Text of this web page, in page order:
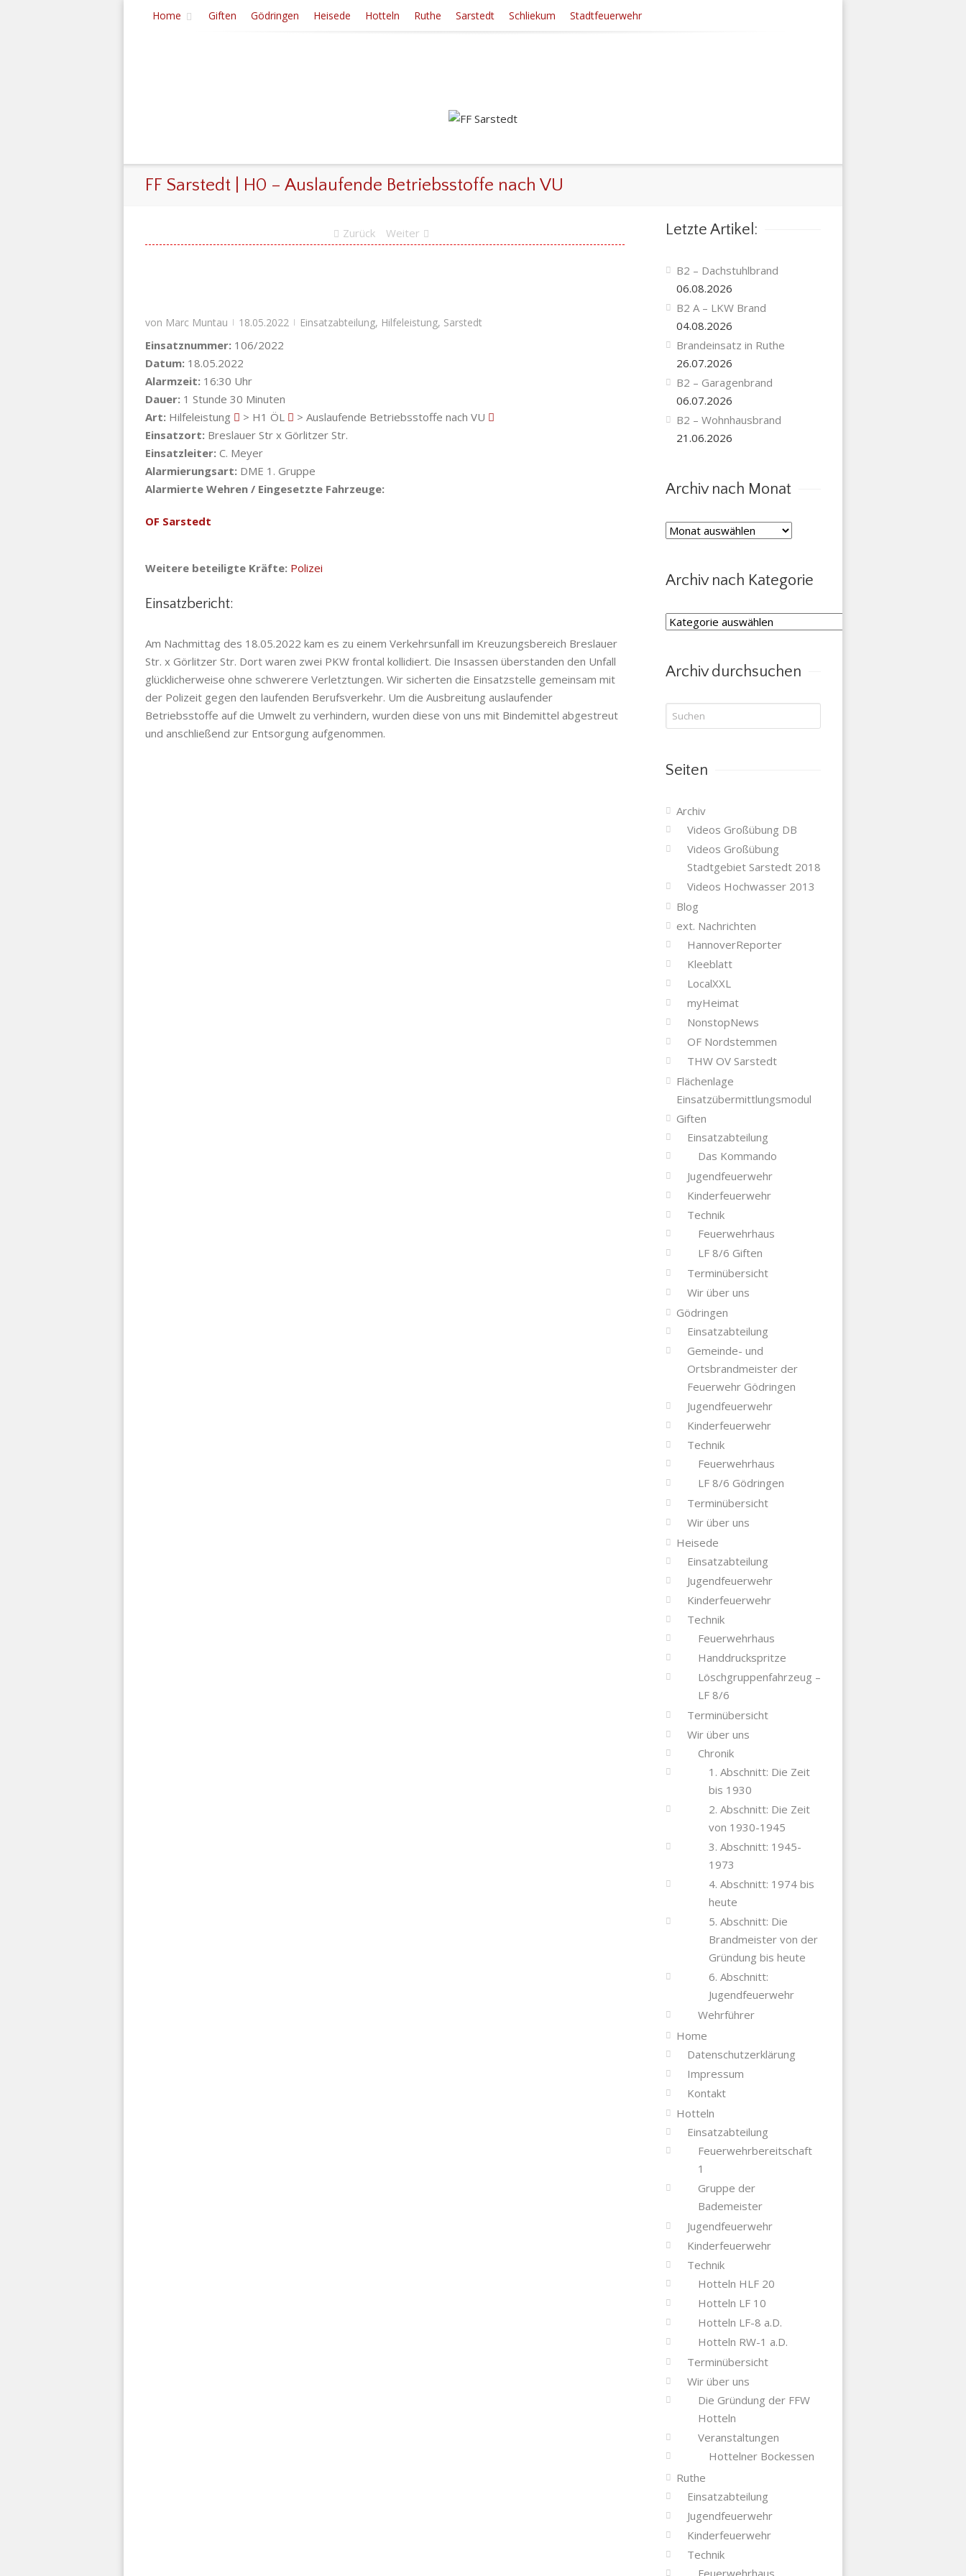
Home Giften Gödringen Heisede Hotteln Ruthe Sarstedt Schliekum Stadtfeuerwehr
FF Sarstedt | H0 – Auslaufende Betriebsstoffe nach VU
Zurück Weiter
von Marc Muntau | 18.05.2022 | Einsatzabteilung, Hilfeleistung, Sarstedt
Einsatznummer: 106/2022
Datum: 18.05.2022
Alarmzeit: 16:30 Uhr
Dauer: 1 Stunde 30 Minuten
Art: Hilfeleistung > H1 ÖL
> Auslaufende Betriebsstoffe nach VU
Einsatzort: Breslauer Str x Görlitzer Str.
Einsatzleiter: C. Meyer
Alarmierungsart: DME 1. Gruppe
Alarmierte Wehren / Eingesetzte Fahrzeuge:
OF Sarstedt
Weitere beteiligte Kräfte: Polizei
Einsatzbericht:
Am Nachmittag des 18.05.2022 kam es zu einem Verkehrsunfall im Kreuzungsbereich Breslauer
Str. x Görlitzer Str. Dort waren zwei PKW frontal kollidiert. Die Insassen überstanden den Unfall
glücklicherweise ohne schwerere Verletztungen. Wir sicherten die Einsatzstelle gemeinsam mit
der Polizeit gegen den laufenden Berufsverkehr. Um die Ausbreitung auslaufender
Betriebsstoffe auf die Umwelt zu verhindern, wurden diese von uns mit Bindemittel abgestreut
und anschließend zur Entsorgung aufgenommen.
Letzte Artikel:
B2 – Dachstuhlbrand
06.08.2026
B2 A – LKW Brand
04.08.2026
Brandeinsatz in Ruthe
26.07.2026
B2 – Garagenbrand
06.07.2026
B2 – Wohnhausbrand
21.06.2026
Archiv nach Monat
Archiv
Archiv nach Kategorie
Archiv
Archiv durchsuchen
Seiten
Archiv
Videos Großübung DB
Videos Großübung
Stadtgebiet Sarstedt 2018
Videos Hochwasser 2013
Blog
ext. Nachrichten
HannoverReporter
Kleeblatt
LocalXXL
myHeimat
NonstopNews
OF Nordstemmen
THW OV Sarstedt
Flächenlage
Einsatzübermittlungsmodul
Giften
Einsatzabteilung
Das Kommando
Jugendfeuerwehr
Kinderfeuerwehr
Technik
Feuerwehrhaus
LF 8/6 Giften
Terminübersicht
Wir über uns
Gödringen
Einsatzabteilung
Gemeinde- und
Ortsbrandmeister der
Feuerwehr Gödringen
Jugendfeuerwehr
Kinderfeuerwehr
Technik
Feuerwehrhaus
LF 8/6 Gödringen
Terminübersicht
Wir über uns
Heisede
Einsatzabteilung
Jugendfeuerwehr
Kinderfeuerwehr
Technik
Feuerwehrhaus
Handdruckspritze
Löschgruppenfahrzeug –
LF 8/6
Terminübersicht
Wir über uns
Chronik
1. Abschnitt: Die Zeit
bis 1930
2. Abschnitt: Die Zeit
von 1930-1945
3. Abschnitt: 1945-
1973
4. Abschnitt: 1974 bis
heute
5. Abschnitt: Die
Brandmeister von der
Gründung bis heute
6. Abschnitt:
Jugendfeuerwehr
Wehrführer
Home
Datenschutzerklärung
Impressum
Kontakt
Hotteln
Einsatzabteilung
Feuerwehrbereitschaft
1
Gruppe der
Bademeister
Jugendfeuerwehr
Kinderfeuerwehr
Technik
Hotteln HLF 20
Hotteln LF 10
Hotteln LF-8 a.D.
Hotteln RW-1 a.D.
Terminübersicht
Wir über uns
Die Gründung der FFW
Hotteln
Veranstaltungen
Hottelner Bockessen
Ruthe
Einsatzabteilung
Jugendfeuerwehr
Kinderfeuerwehr
Technik
Feuerwehrhaus